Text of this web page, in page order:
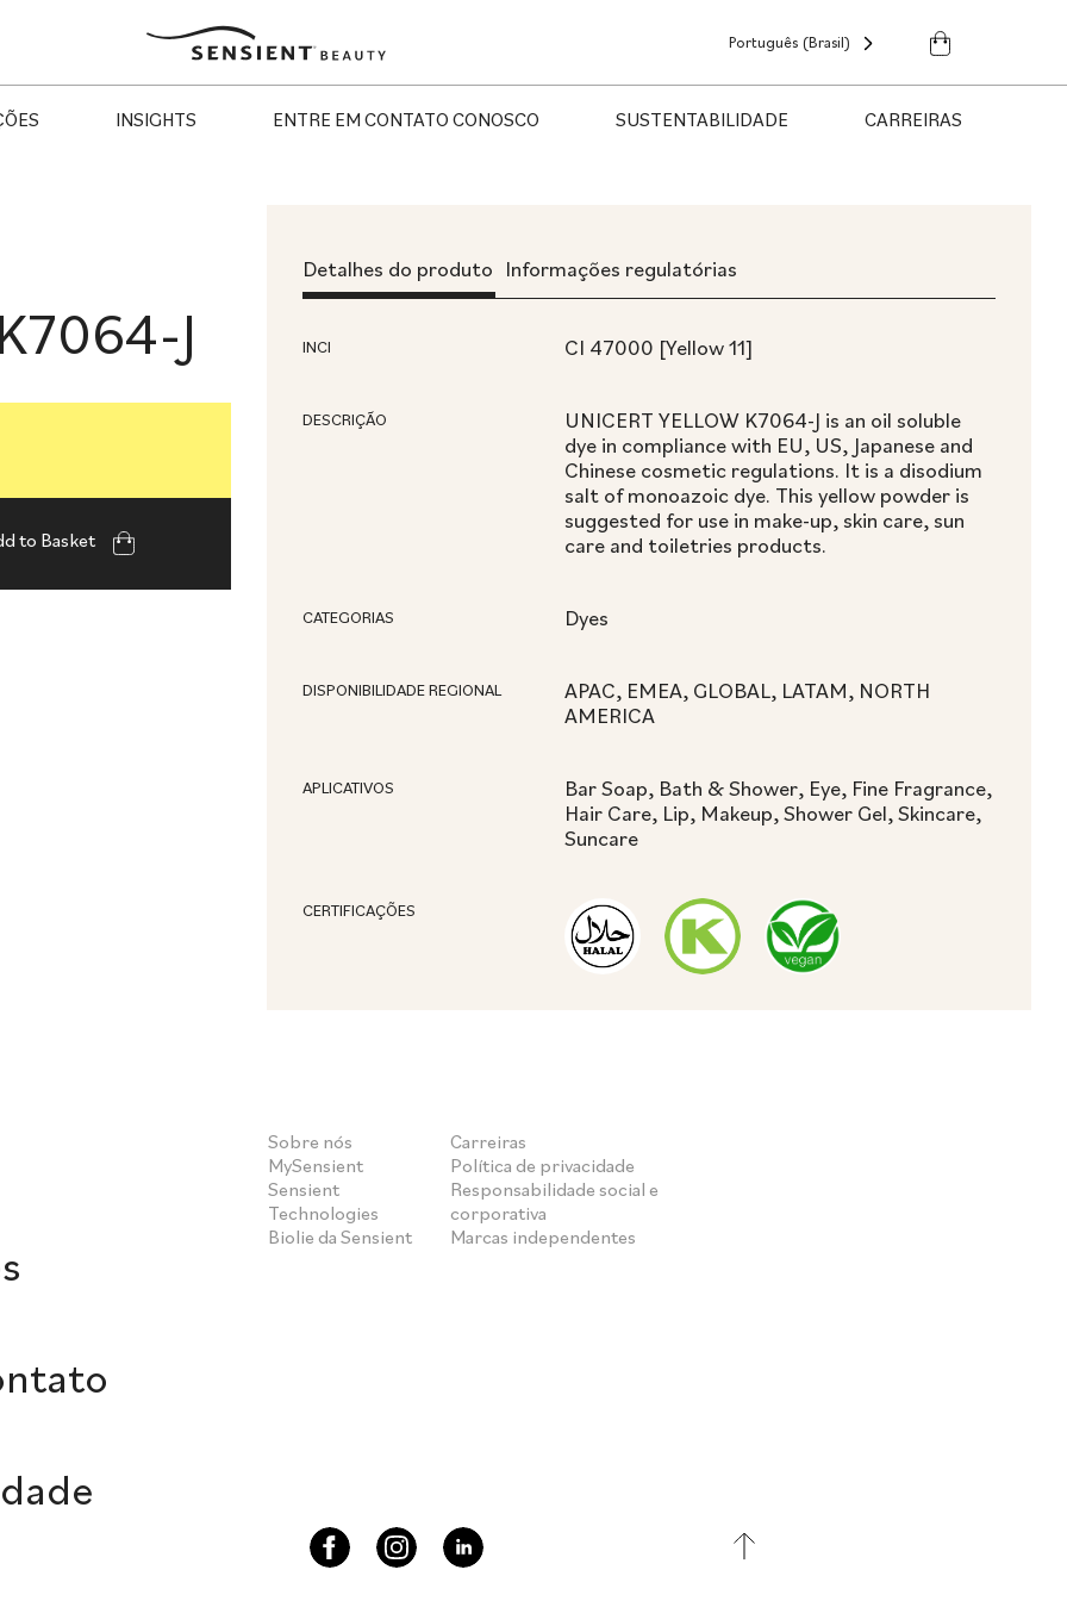
Sensient
Português (Brasil)
INSIGHTS ENTRE EM CONTATO CONOSCO SUSTENTABILIDADE CARREIRAS
J
to Basket
Detalhes do produto Informações regulatórias
INCI CI 47000 [Yellow 11]
DESCRIÇÃO
UNICERT YELLOW K7064-J is an oil soluble
dye in compliance with EU, US, Japanese and
Chinese cosmetic regulations. It is a disodium
salt of monoazoic dye. This yellow powder is
suggested for use in make-up, skin care, sun
care and toiletries products.
CATEGORIAS Dyes
DISPONIBILIDADE REGIONAL
APAC, EMEA, GLOBAL, LATAM, NORTH
AMERICA
APLICATIVOS
Bar Soap, Bath & Shower, Eye, Fine Fragrance,
Hair Care, Lip, Makeup, Shower Gel, Skincare,
Suncare
CERTIFICAÇÕES
Sobre nós
MySensient
Sensient
Technologies
Biolie da Sensient
Carreiras
Política de privacidade
Responsabilidade social e
corporativa
Marcas independentes